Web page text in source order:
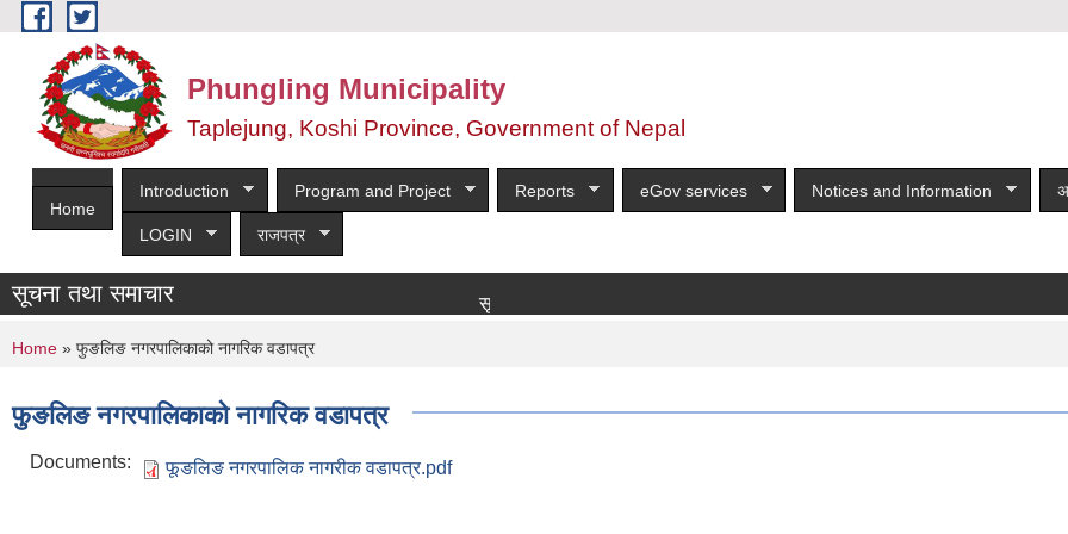
Skip to main content
Phungling Municipality
Taplejung, Koshi Province, Government of Nepal
Home
Introduction Program and Project Reports eGov services Notices and Information
LOGIN राजपत्र
सूचना तथा समाचार सूची दर्ता आह्वान सम्बन्धी सूचना!!!!!!!!!!
You are here
Home » फुङलिङ नगरपालिकाको नागरिक वडापत्र
फुङलिङ नगरपालिकाको नागरिक वडापत्र
Documents: फूङलिङ नगरपालिक नागरीक वडापत्र.pdf